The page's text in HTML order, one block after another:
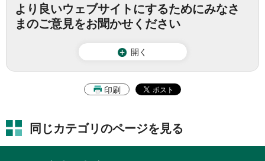
より良いウェブサイトにするためにみなさ
まのご意見をお聞かせください
開く
印刷
同じカテゴリのページを見る